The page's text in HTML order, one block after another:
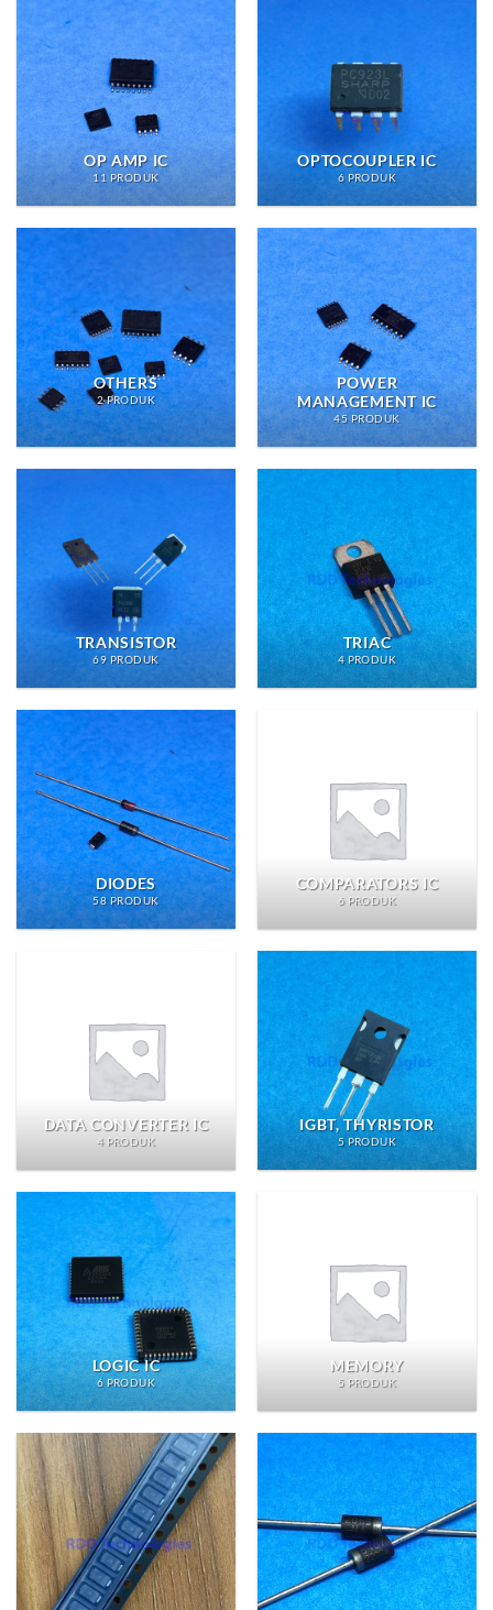
OP AMP IC
11 PRODUK
OPTOCOUPLER IC
6 PRODUK
OTHERS
2 PRODUK
POWER
MANAGEMENT IC
45 PRODUK
TRANSISTOR
69 PRODUK
TRIAC
4 PRODUK
DIODES
58 PRODUK
COMPARATORS IC
6 PRODUK
DATA CONVERTER IC
4 PRODUK
IGBT, THYRISTOR
5 PRODUK
LOGIC IC
6 PRODUK
MEMORY
5 PRODUK